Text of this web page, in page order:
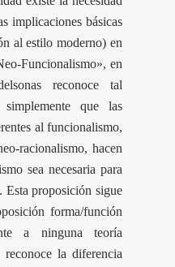
implicaciones básicas
al estilo moderno) en
Funcionalismo», en
reconoce tal
que las
al funcionalismo,
racionalismo, hacen
sea necesaria para
Esta proposición sigue
forma/función
a ninguna teoría
la diferencia